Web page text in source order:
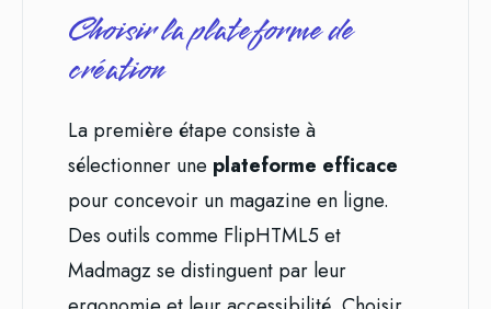
Choisir la plateforme de
création
La première étape consiste à
sélectionner une plateforme efficace
pour concevoir un magazine en ligne.
Des outils comme FlipHTML5 et
Madmagz se distinguent par leur